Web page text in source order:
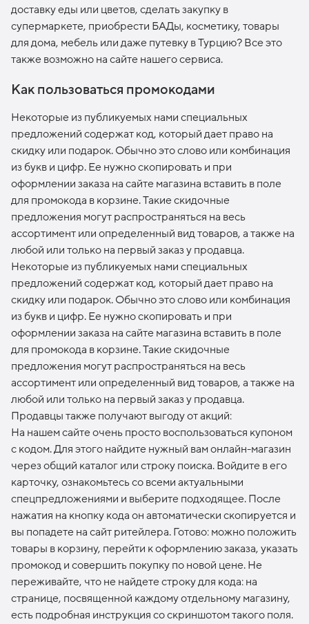
доставку еды или цветов, сделать закупку в
супермаркете, приобрести БАДы, косметику, товары
для дома, мебель или даже путевку в Турцию? Все это
также возможно на сайте нашего сервиса.
Как пользоваться промокодами
Некоторые из публикуемых нами специальных
предложений содержат код, который дает право на
скидку или подарок. Обычно это слово или комбинация
из букв и цифр. Ее нужно скопировать и при
оформлении заказа на сайте магазина вставить в поле
для промокода в корзине. Такие скидочные
предложения могут распространяться на весь
ассортимент или определенный вид товаров, а также на
любой или только на первый заказ у продавца.
Некоторые из публикуемых нами специальных
предложений содержат код, который дает право на
скидку или подарок. Обычно это слово или комбинация
из букв и цифр. Ее нужно скопировать и при
оформлении заказа на сайте магазина вставить в поле
для промокода в корзине. Такие скидочные
предложения могут распространяться на весь
ассортимент или определенный вид товаров, а также на
любой или только на первый заказ у продавца.
Продавцы также получают выгоду от акций:
На нашем сайте очень просто воспользоваться купоном
с кодом. Для этого найдите нужный вам онлайн-магазин
через общий каталог или строку поиска. Войдите в его
карточку, ознакомьтесь со всеми актуальными
спецпредложениями и выберите подходящее. После
нажатия на кнопку кода он автоматически скопируется и
вы попадете на сайт ритейлера. Готово: можно положить
товары в корзину, перейти к оформлению заказа, указать
промокод и совершить покупку по новой цене. Не
переживайте, что не найдете строку для кода: на
странице, посвященной каждому отдельному магазину,
есть подробная инструкция со скриншотом такого поля.